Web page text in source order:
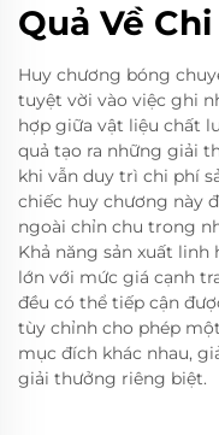
Quả Về
Huy chương bóng
tuyệt vời vào việc ghi
hợp giữa vật liệu chất
quả tạo ra những giải
khi vẫn duy trì chi phí
chiếc huy chương này
ngoài chỉn chu trong
Khả năng sản xuất
lớn với mức giá cạnh
đều có thể tiếp cận
tùy chỉnh cho phép
mục đích khác nhau,
giải thưởng riêng biệt.